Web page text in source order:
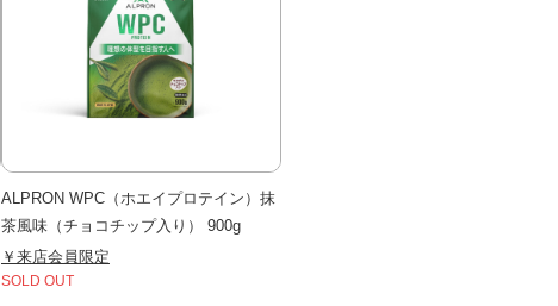
ALPRON WPC（ホエイプロテイン）抹
茶風味（チョコチップ入り） 900g
￥来店会員限定
SOLD OUT